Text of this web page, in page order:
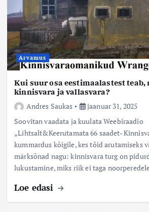
Arvamus
Kui suur osa eestimaalastest teab,
kinnisvara ja vallasvara?
Andres Saukas
jaanuar 31, 2025
Soovitan vaadata ja kuulata Weebiraadio
„Lihtsalt&Keerutamata 66 saadet-
kummardus kõigile, kes tõid arutamiseks
märksõnad nagu: kinnisvara turg on
lukustamine, miks riik ei taga
Loe edasi